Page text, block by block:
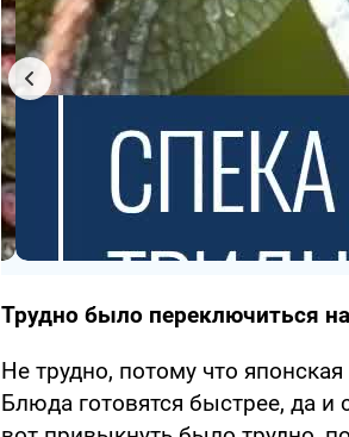
Трудно было переключиться
Не трудно, потому что
Блюда готовятся быстрее, да и